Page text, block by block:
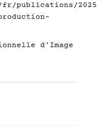
2025/
d'Image